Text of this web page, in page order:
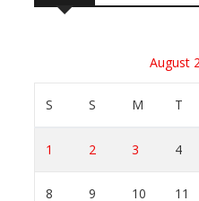
August
S S M T
1 2 3 4
8 9 10 11